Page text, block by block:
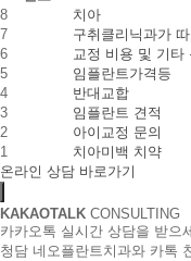
8
치아
7
구취클리닉과가
6
교정 비용 및 기타
5
임플란트가격등
4
반대교합
3
임플란트 견적
2
아이교정 문의
1
치아미백 치약
온라인 상담 바로가기
KAKAOTALK CONSULTING
카카오톡 실시간 상담을 받으
청담 네오플란트치과와 카톡